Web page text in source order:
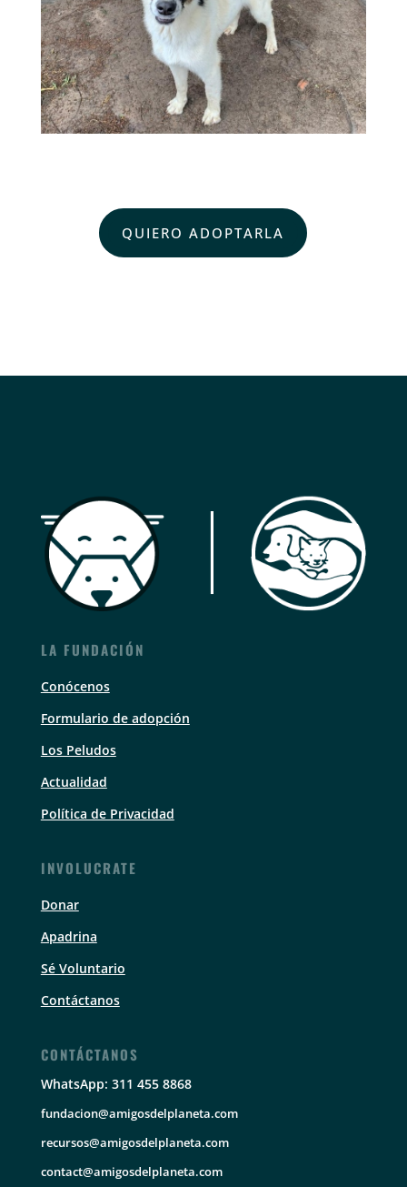
QUIERO ADOPTARLA
LA FUNDACIÓN
Conócenos
Formulario de adopción
Los Peludos
Actualidad
Política de Privacidad
INVOLUCRATE
Donar
Apadrina
Sé Voluntario
Contáctanos
CONTÁCTANOS
WhatsApp: 311 455 8868
fundacion@amigosdelplaneta.com
recursos@amigosdelplaneta.com
contact@amigosdelplaneta.com